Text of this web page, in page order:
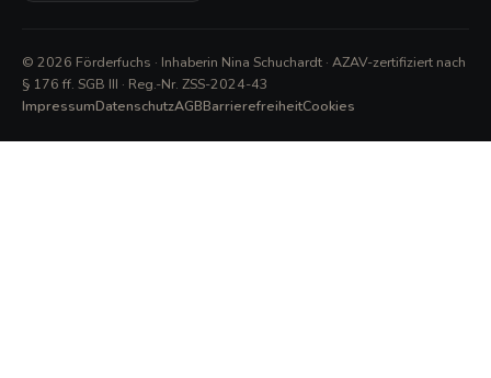
© 2026 Förderfuchs · Inhaberin Nina Schuchardt · AZAV-zertifiziert nach
§ 176 ff. SGB III · Reg.-Nr. ZSS-2024-43
ImpressumDatenschutzAGBBarrierefreiheitCookies